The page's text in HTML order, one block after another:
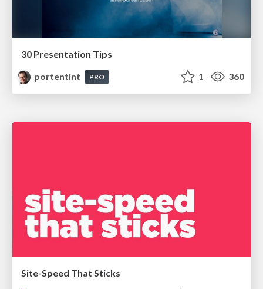
30 Presentation Tips
portentint
PRO 1 360
Site-Speed That Sticks